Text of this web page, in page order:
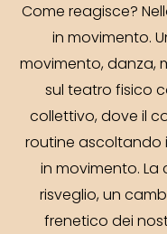
Come reagisce?
in movimento.
movimento, danza,
sul teatro fisico
collettivo, dove il
routine ascoltando
in movimento.
risveglio, un
frenetico dei